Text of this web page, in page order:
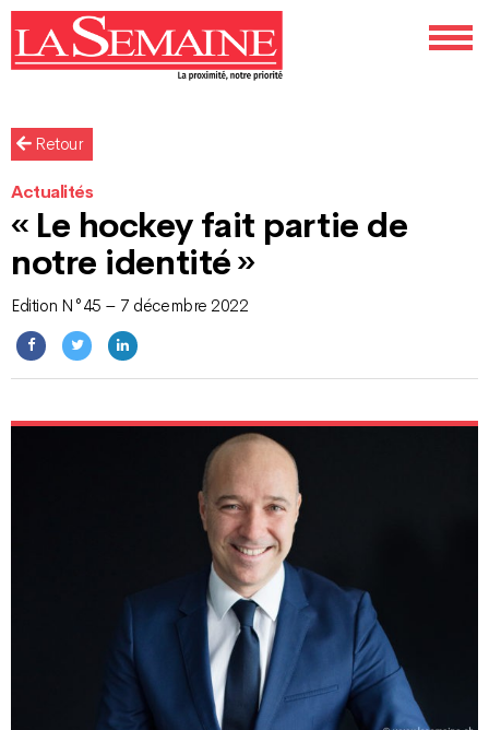
Retour
Actualités
« Le hockey fait partie de
notre identité »
Edition N°45 – 7 décembre 2022